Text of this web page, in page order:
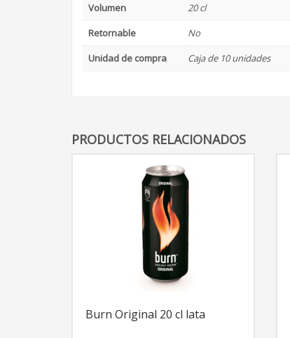
Volumen
20 cl
Retornable
No
Unidad de compra
Caja de 10 unidades
PRODUCTOS RELACIONADOS
Burn Original 20 cl lata